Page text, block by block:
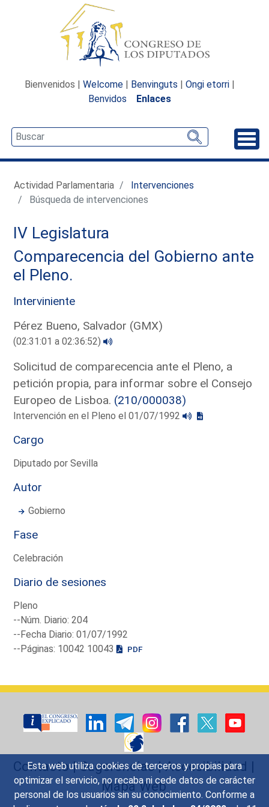
Esta web utiliza cookies de terceros y propias para
optimizar el servicio, no recaba ni cede datos de carácter
personal de los usuarios sin su conocimiento. Conforme a
Bienvenidos | Welcome | Benvinguts | Ongi etorri |
Benvidos
Enlaces
Actividad Parlamentaria
Intervenciones
Búsqueda de intervenciones
IV Legislatura
Comparecencia del Gobierno ante
el Pleno.
Interviniente
Pérez Bueno, Salvador (GMX)
(02:31:01 a 02:36:52)
Solicitud de comparecencia ante el Pleno, a
petición propia, para informar sobre el Consejo
Europeo de Lisboa. (210/000038)
Intervención en el Pleno el 01/07/1992
Cargo
Diputado por Sevilla
Autor
Gobierno
Fase
Celebración
Diario de sesiones
Pleno
--Núm. Diario: 204
--Fecha Diario: 01/07/1992
--Páginas: 10042 10043
PDF
Contacto|Sugerencias|Accesibilidad |
Mapa Web